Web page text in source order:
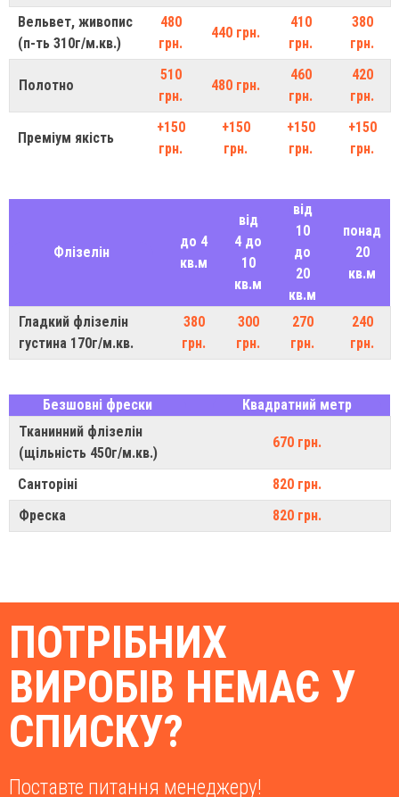
Вельвет, живопис
(п-ть 310г/м.кв.)
480
грн.
440 грн.
410
грн.
380
грн.
Полотно
510
грн.
480 грн.
460
грн.
420
грн.
Преміум якість
+150
грн.
+150
грн.
+150
грн.
+150
грн.
Флізелін
до 4
кв.м
від
4 до
10
кв.м
від
10
до
20
кв.м
понад
20
кв.м
Гладкий флізелін
густина 170г/м.кв.
380
грн.
300
грн.
270
грн.
240
грн.
Безшовні фрески
Квадратний метр
Тканинний флізелін
(щільність 450г/м.кв.)
670 грн.
Санторіні
820 грн.
Фреска
820 грн.
ПОТРІБНИХ
ВИРОБІВ НЕМАЄ У
СПИСКУ?
Поставте питання менеджеру!